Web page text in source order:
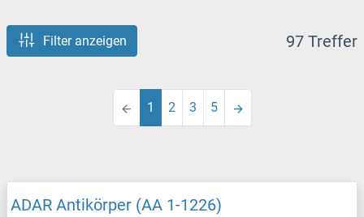
Filter anzeigen 97 Treffer
1 2 3 5
ADAR Antikörper (AA 1-1226)